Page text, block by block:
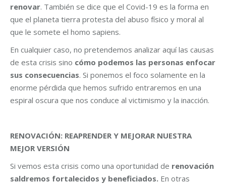
renovar. También se dice que el Covid-19 es la forma en
que el planeta tierra protesta del abuso físico y moral al
que le somete el homo sapiens.
En cualquier caso, no pretendemos analizar aquí las causas
de esta crisis sino cómo podemos las personas enfocar
sus consecuencias. Si ponemos el foco solamente en la
enorme pérdida que hemos sufrido entraremos en una
espiral oscura que nos conduce al victimismo y la inacción.
RENOVACIÓN: REAPRENDER Y MEJORAR NUESTRA
MEJOR VERSIÓN
Si vemos esta crisis como una oportunidad de renovación
saldremos fortalecidos y beneficiados. En otras